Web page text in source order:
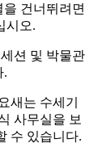
건너뛰려면
시오.
션 및 박물관
.
새는 수세기
사무실을 보
수 있습니다.